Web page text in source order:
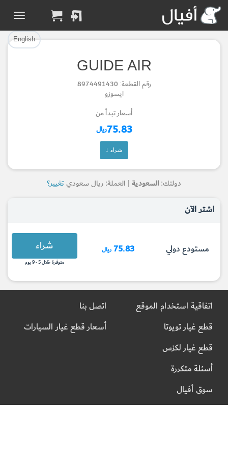
English
GUIDE AIR
رقم القطعة: 8974491430
ايسوزو
أسعار تبدأ من
75.83ريال
شراء ↓
دولتك: السعودية | العملة: ريال سعوديتغيير؟
اشتر الآن
مستودع دولي 75.83 ريال شراء
متوفرة خلال 5 - 9 يوم
تم إضافة القطعة بنجاح.
الرجوع لصفحة البحث
Part Successfully
Selected
Return to Search Page
تم إضافة القطعة للسلة بنجاح.
إتمام عملية الشراء
Part Added to Cart
Checkout
اتفاقية استخدام الموقع
قطع غيار تويوتا
قطع غيار لكزس
أسئلة متكررة
سوق أفيال
اتصل بنا
أسعار قطع غيار السيارات